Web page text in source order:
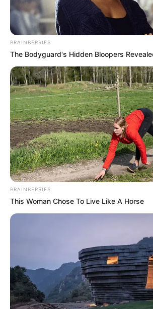
Abren
NOTICIAS
El
sede del
Jam,
de
De
todo
RIÑA
Riña por
terminó
sobrino
Medellín
BRAINBERRIES
The Bodyguard's Hidden Bloopers
BRAINBERRIES
This Woman Chose To Live Like A Horse